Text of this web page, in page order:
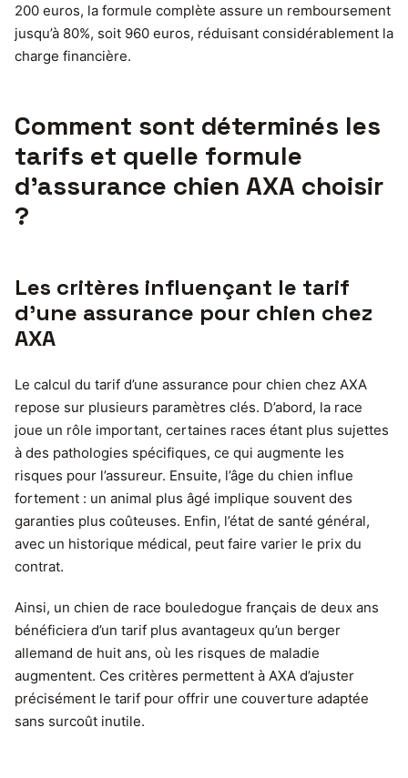
200 euros, la formule complète assure un remboursement
jusqu’à 80%, soit 960 euros, réduisant considérablement la
charge financière.
Comment sont déterminés les
tarifs et quelle formule
d’assurance chien AXA choisir
?
Les critères influençant le tarif
d’une assurance pour chien chez
AXA
Le calcul du tarif d’une assurance pour chien chez AXA
repose sur plusieurs paramètres clés. D’abord, la race
joue un rôle important, certaines races étant plus sujettes
à des pathologies spécifiques, ce qui augmente les
risques pour l’assureur. Ensuite, l’âge du chien influe
fortement : un animal plus âgé implique souvent des
garanties plus coûteuses. Enfin, l’état de santé général,
avec un historique médical, peut faire varier le prix du
contrat.
Ainsi, un chien de race bouledogue français de deux ans
bénéficiera d’un tarif plus avantageux qu’un berger
allemand de huit ans, où les risques de maladie
augmentent. Ces critères permettent à AXA d’ajuster
précisément le tarif pour offrir une couverture adaptée
sans surcoût inutile.